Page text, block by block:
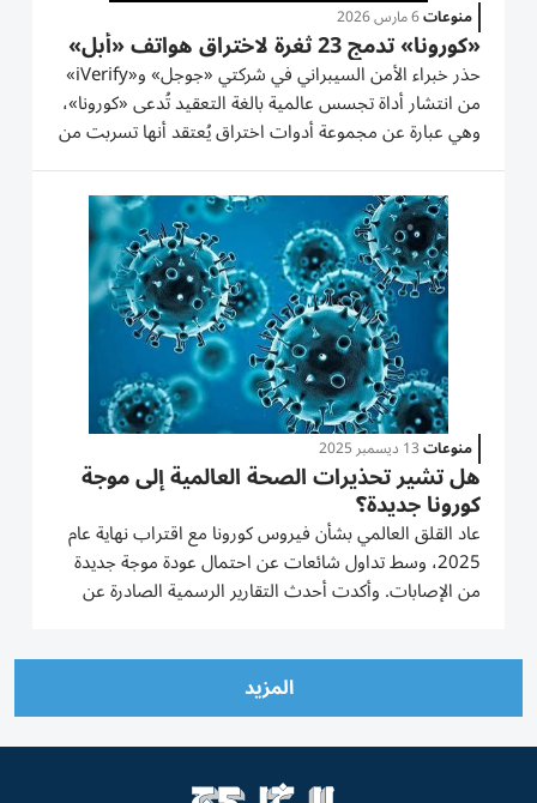
منوعات6 مارس 2026
«كورونا» تدمج 23 ثغرة لاختراق هواتف «أبل»
حذر خبراء الأمن السيبراني في شركتي «جوجل» و«iVerify»
من انتشار أداة تجسس عالمية بالغة التعقيد تُدعى «كورونا»،
وهي عبارة عن مجموعة أدوات اختراق يُعتقد أنها تسربت من
ترسانة سيبرانية حكومية لتصل إلى عصابات إجرامية دولية،
مهددةً ملايين الهواتف من نوع «آيفون». وكشفت مجموعة
تحليل...
منوعات13 ديسمبر 2025
هل تشير تحذيرات الصحة العالمية إلى موجة
كورونا جديدة؟
عاد القلق العالمي بشأن فيروس كورونا مع اقتراب نهاية عام
2025، وسط تداول شائعات عن احتمال عودة موجة جديدة
من الإصابات. وأكدت أحدث التقارير الرسمية الصادرة عن
المزيد